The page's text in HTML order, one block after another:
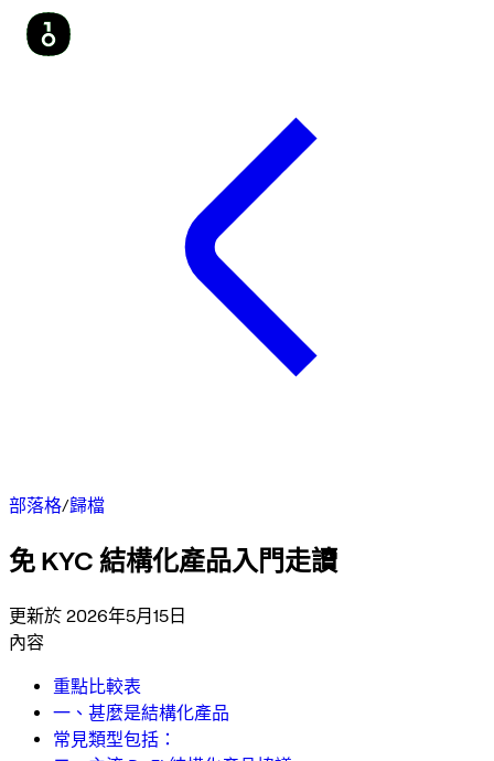
部落格/歸檔
免 KYC 結構化產品入門走讀
更新於 2026年5月15日
內容
重點比較表
一、甚麼是結構化產品
常見類型包括：